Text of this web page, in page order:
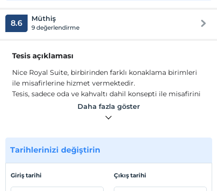
8.6 Müthiş
9 değerlendirme
Tesis açıklaması
Nice Royal Suite, birbirinden farklı konaklama birimleri
ile misafirlerine hizmet vermektedir.
Tesis, sadece oda ve kahvaltı dahil konsepti ile misafirini
Kayışdağ Ataşehir'de konumlanmaktadır.
Haritada Göster
Daha fazla göster
Tarihlerinizi değiştirin
Giriş tarihi Çıkış tarihi